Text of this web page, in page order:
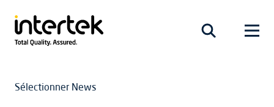
Sélectionner News